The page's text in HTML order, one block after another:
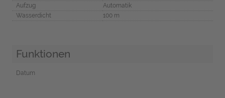
Aufzug
Automatik
Wasserdicht
100 m
Funktionen
Datum